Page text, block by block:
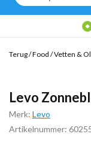
naar:
Terug/Food /Vetten &
Levo
Merk: Levo
Artikelnummer: